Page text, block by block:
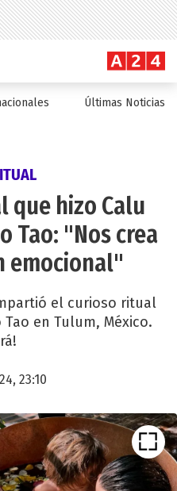
Últimas Noticias
que hizo Calu
Tao: "Nos crea
emocional"
el curioso ritual
en Tulum, México.
23:10